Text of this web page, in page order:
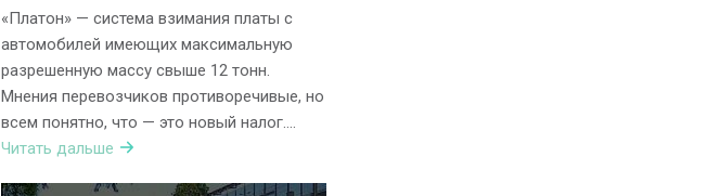
«Платон» — система взимания платы с
автомобилей имеющих максимальную
разрешенную массу свыше 12 тонн.
Мнения перевозчиков противоречивые, но
всем понятно, что — это новый налог….
Читать дальше